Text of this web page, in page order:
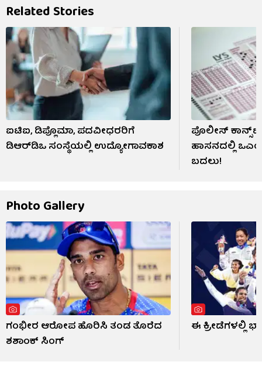
Related Stories
ಐಟಿಐ, ಡಿಪ್ಲೊಮಾ, ಪದವೀಧರರಿಗೆ
ಡಿಆರ್‌ಡಿಒ ಸಂಸ್ಥೆಯಲ್ಲಿ ಉದ್ಯೋಗಾವಕಾಶ
ಪೊಲೀಸ್
ಹಾಸನದಲ್ಲಿ
ಬದಲು!
Photo Gallery
ಗಂಭೀರ ಆರೋಪ ಹೊರಿಸಿ ತಂಡ ತೊರೆದ
ಶಶಾಂಕ್ ಸಿಂಗ್
ಈ ಕ್ರೀಡೆಗಳಲ್ಲಿ